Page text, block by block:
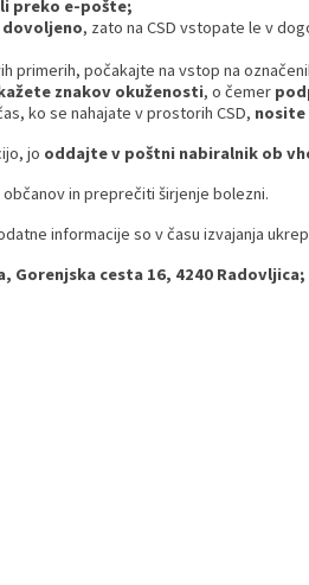
preko e-pošte;
dovoljeno, zato na CSD vstopate le v
primerih, počakajte na vstop na
znakov okuženosti, o čemer
ko se nahajate v prostorih CSD, nosite
jo oddajte v poštni nabiralnik ob
in preprečiti širjenje bolezni.
informacije so v času izvajanja
Gorenjska cesta 16, 4240 Radovljica;